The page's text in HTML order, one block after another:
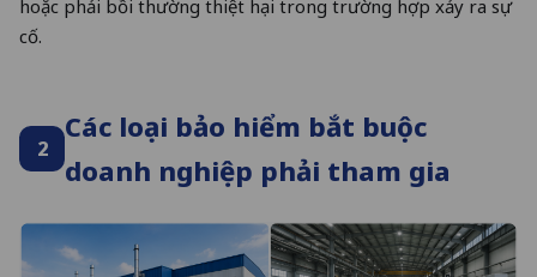
hoặc phải bồi thường thiệt hại trong trường hợp xảy ra sự
cố.
2
Các loại bảo hiểm bắt buộc
doanh nghiệp phải tham gia